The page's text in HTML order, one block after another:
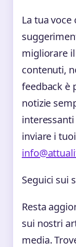
La tua
migliorare
contenuti,
feedback è
notizie
inviare i
Seguici sui
Resta
sui nostri
media.